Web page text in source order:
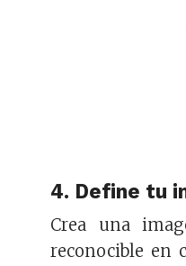
4. Define tu
Crea una
reconocible en